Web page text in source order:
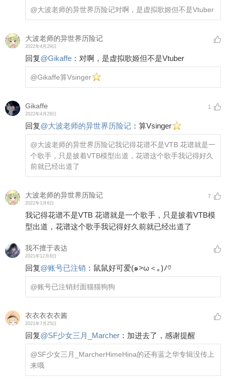
@大波老师的异世界历险记对啊，是虚拟歌姬但不是Vtuber
大波老师的异世界历险记
2022年4月29日
回复@Gikaffe ： 对啊，是虚拟歌姬但不是Vtuber
@Gikaffe算Vsinger
Gikaffe
2022年4月29日
1
回复@大波老师的异世界历险记 ： 算Vsinger
@大波老师的异世界历险记我记得花谱不是VTB 花谱就是一
个歌手，只是披着VTB模型出道，花谱这个歌手我记得好久
前就已经出道了
大波老师的异世界历险记
2022年1月6日
7
我记得花谱不是VTB 花谱就是一个歌手，只是披着VTB模
型出道，花谱这个歌手我记得好久前就已经出道了
我不擅于表达
2021年12月8日
回复@账号已注销 ： 鼠鼠好可爱(๑>ω＜｡)ﾉ♡
@账号已注销封面猫猫狗狗
衣衣衣衣衣酱
2021年7月25日
回复@SF少女三月_Marcher ： 加进去了，感谢提醒
@SF少女三月_MarcherHimeHina的还有蓝之华专辑没传上
来哦